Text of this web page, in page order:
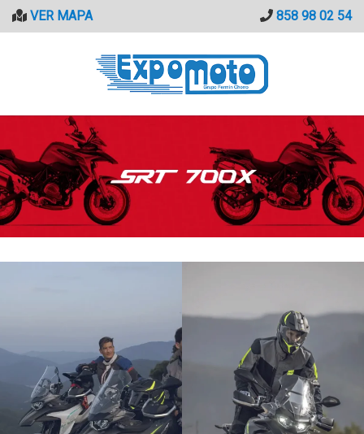
SaltarVER MAPA 858 98 02 54